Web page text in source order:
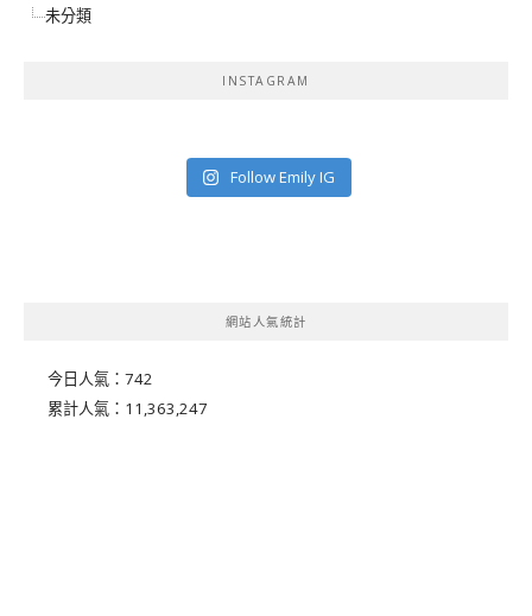
未分類
INSTAGRAM
Follow Emily IG
網站人氣統計
今日人氣： 742
累計人氣： 11,363,247